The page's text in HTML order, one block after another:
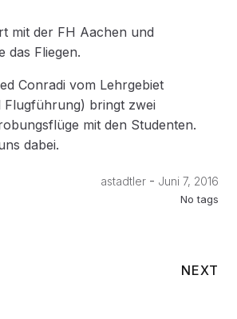
mit der FH Aachen und
das Fliegen.
Conradi vom Lehrgebiet
Flugführung) bringt zwei
mit den Studenten.
dabei.
astadtler - Juni 7, 2016
No tags
NEXT